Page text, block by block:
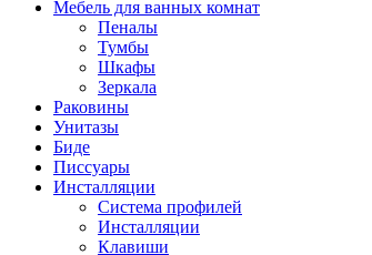
Мебель для ванных комнат
Пеналы
Тумбы
Шкафы
Зеркала
Раковины
Унитазы
Биде
Писсуары
Инсталляции
Система профилей
Инсталляции
Клавиши